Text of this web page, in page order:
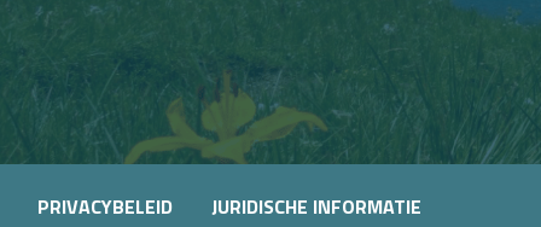
PRIVACYBELEID JURIDISCHE INFORMATIE